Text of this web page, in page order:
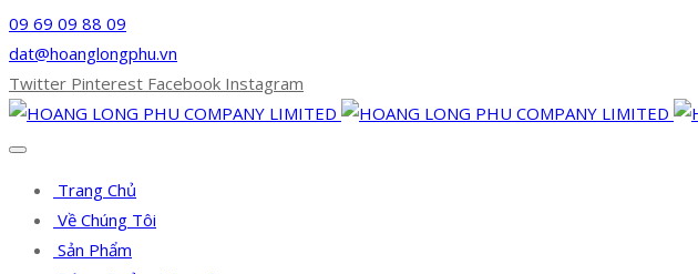
09 69 09 88 09
dat@hoanglongphu.vn
Twitter Pinterest Facebook Instagram
Trang Chủ
Về Chúng Tôi
Sản Phẩm